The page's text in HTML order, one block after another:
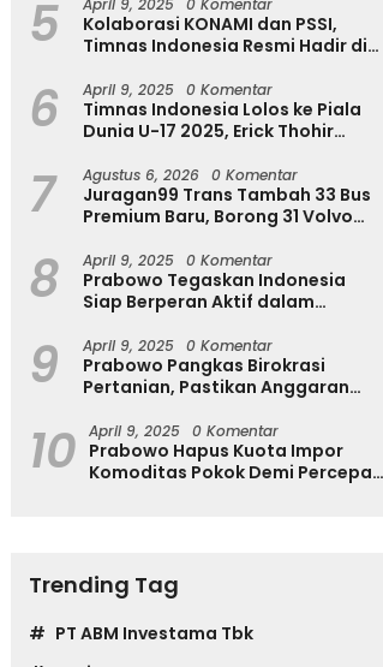
5
Kolaborasi KONAMI dan PSSI,
Timnas Indonesia Resmi Hadir di
6 April 9, 2025 0 Komentar
Timnas Indonesia Lolos ke Piala
Dunia U-17 2025, Erick Thohir
7 Agustus 6, 2026 0 Komentar
Juragan99 Trans Tambah 33 Bus
Premium Baru, Borong 31 Volvo
di GIIAS 2026
8 April 9, 2025 0 Komentar
Prabowo Tegaskan Indonesia
Siap Berperan Aktif dalam
9 April 9, 2025 0 Komentar
Prabowo Pangkas Birokrasi
Pertanian, Pastikan Anggaran
10 April 9, 2025 0 Komentar
Prabowo Hapus Kuota Impor
Komoditas Pokok Demi Percepat
Trending Tag
PT ABM Investama Tbk